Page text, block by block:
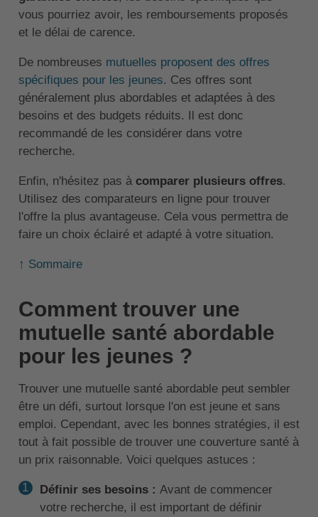
vous pourriez avoir, les remboursements proposés
et le délai de carence.
De nombreuses mutuelles proposent des offres
spécifiques pour les jeunes. Ces offres sont
généralement plus abordables et adaptées à des
besoins et des budgets réduits. Il est donc
recommandé de les considérer dans votre
recherche.
Enfin, n'hésitez pas à comparer plusieurs offres.
Utilisez des comparateurs en ligne pour trouver
l'offre la plus avantageuse. Cela vous permettra de
faire un choix éclairé et adapté à votre situation.
↑ Sommaire
Comment trouver une
mutuelle santé abordable
pour les jeunes ?
Trouver une mutuelle santé abordable peut sembler
être un défi, surtout lorsque l'on est jeune et sans
emploi. Cependant, avec les bonnes stratégies, il est
tout à fait possible de trouver une couverture santé à
un prix raisonnable. Voici quelques astuces :
Définir ses besoins : Avant de commencer
votre recherche, il est important de définir